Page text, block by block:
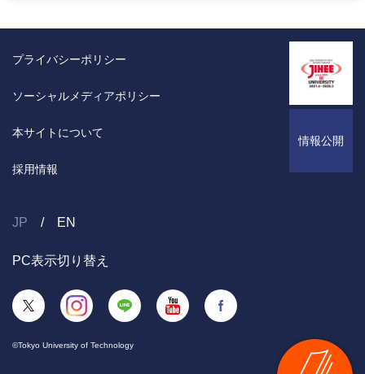
情報公開
プライバシーポリシー
ソーシャルメディアポリシー
本サイトについて
採用情報
JP EN
PC表示切り替え
©Tokyo University of Technology